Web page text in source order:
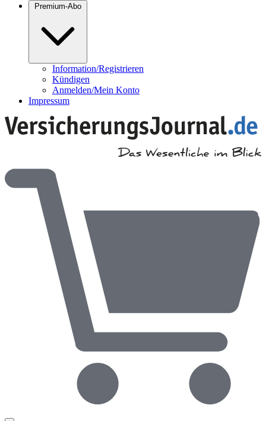
Premium-Abo
Information/Registrieren
Kündigen
Anmelden/Mein Konto
Impressum